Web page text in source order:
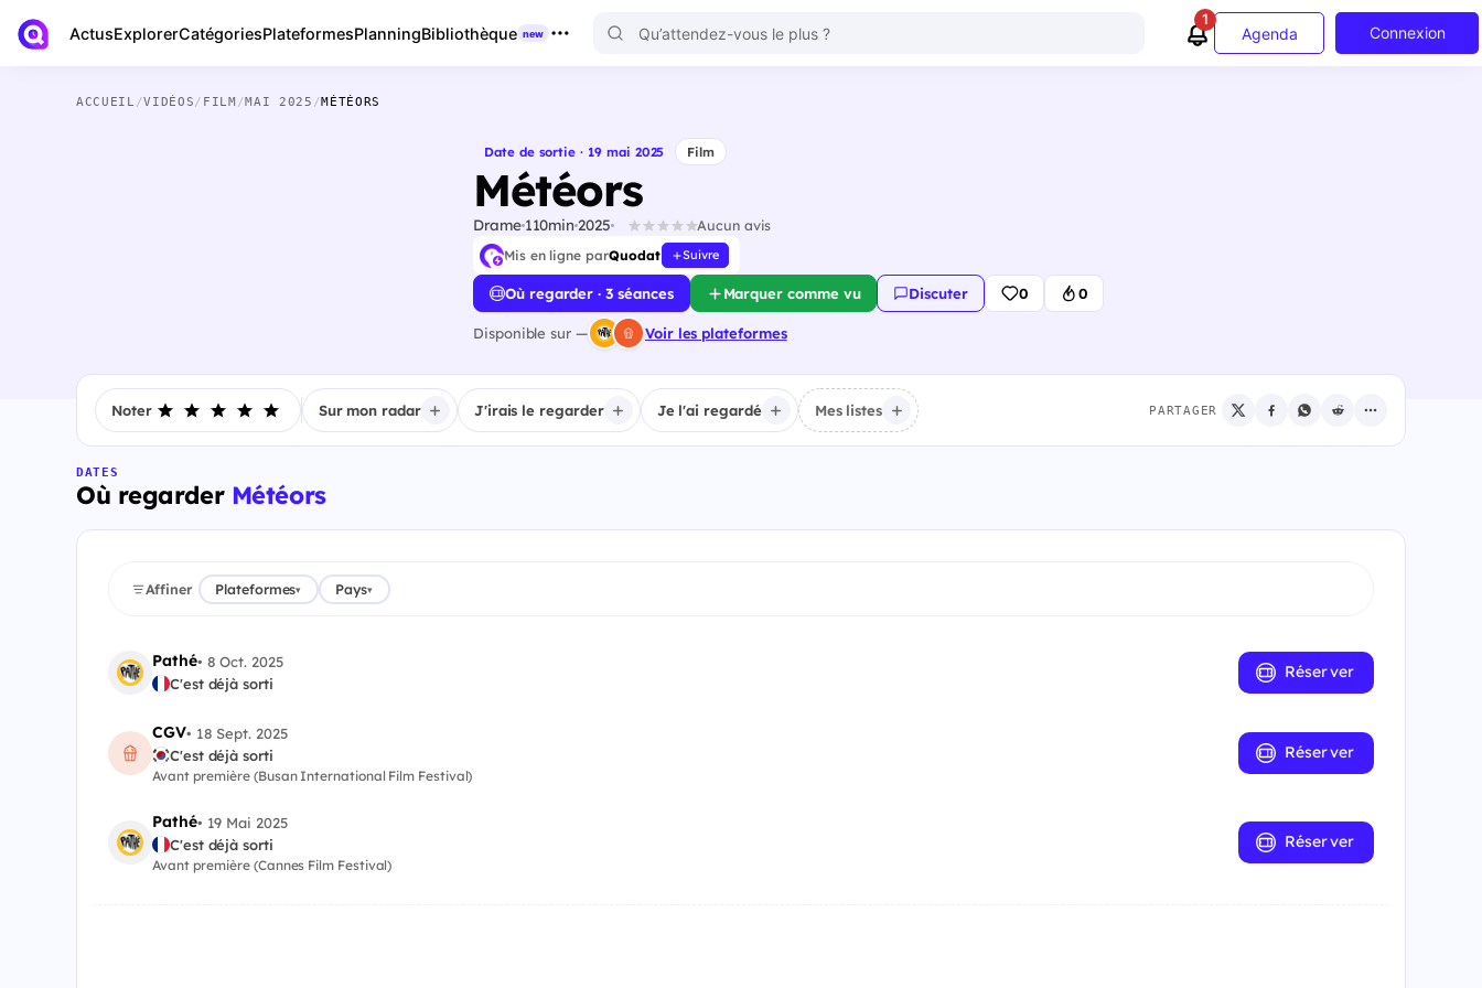
ActusExplorerCatégoriesPlateformesPlanningBibliothèque new
1
Agenda Connexion
ACCUEIL /VIDÉOS/ FILM/MAI 2025 /MÉTÉORS
Date de sortie · 19 mai 2025 Film
Météors
Drame110min 2025 Aucun avis
Mis en ligne parQuodat Suivre
Où regarder · 3 séances Marquer comme vu Discuter 0 0
Disponible sur — Voir les plateformes
Noter Sur mon radar J'irais le regarder Je l'ai regardé Mes listes PARTAGER
DATES
Où regarder Météors
Affiner Plateformes▾ Pays▾
Pathé• 8 Oct. 2025
C'est déjà sorti
Réserver
CGV• 18 Sept. 2025
C'est déjà sorti
Avant première (Busan International Film Festival)
Réserver
Pathé• 19 Mai 2025
C'est déjà sorti
Avant première (Cannes Film Festival)
Réserver